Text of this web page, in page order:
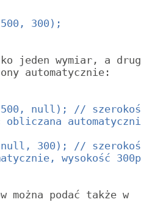
300);
jeden wymiar, a
automatycznie:
null); //
obliczana
300); //
wysokość
można podać także w